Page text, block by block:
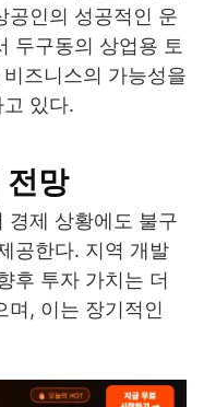
공인의 성공적인 운
두구동의 상업용 토
즈니스의 가능성을
있다.
전망
경제 상황에도 불구
공한다. 지역 개발
후 투자 가치는 더
며, 이는 장기적인